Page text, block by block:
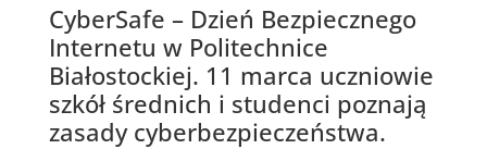
CyberSafe – Dzień Bezpiecznego
Internetu w Politechnice
Białostockiej. 11 marca uczniowie
szkół średnich i studenci poznają
zasady cyberbezpieczeństwa.